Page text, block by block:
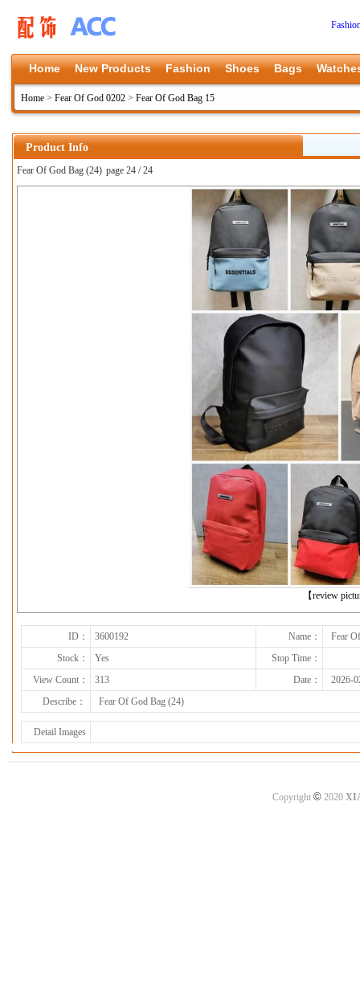
Home New Products Fashion Shoes Bags
Home > Fear Of God 0202 > Fear Of God Bag 15
Product Info
Fear Of God Bag (24) page 24 / 24
【review
上一张
下一张
ID： 3600192 Name：
Fear
Stock：
Yes
Stop Time：
View Count：
313 Date：
2026-
Describe：
Fear Of God Bag (24)
Detail Images
Copyright ©2020